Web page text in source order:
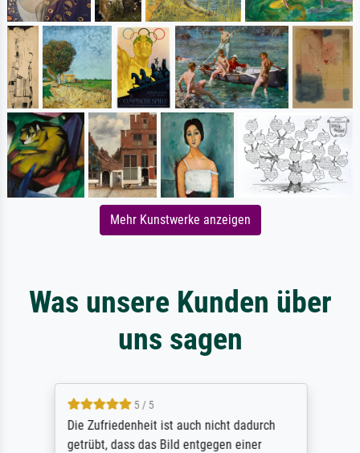
Mehr Kunstwerke anzeigen
Was unsere Kunden über
uns sagen
5 / 5
Die Zufriedenheit ist auch nicht dadurch
getrübt, dass das Bild entgegen einer